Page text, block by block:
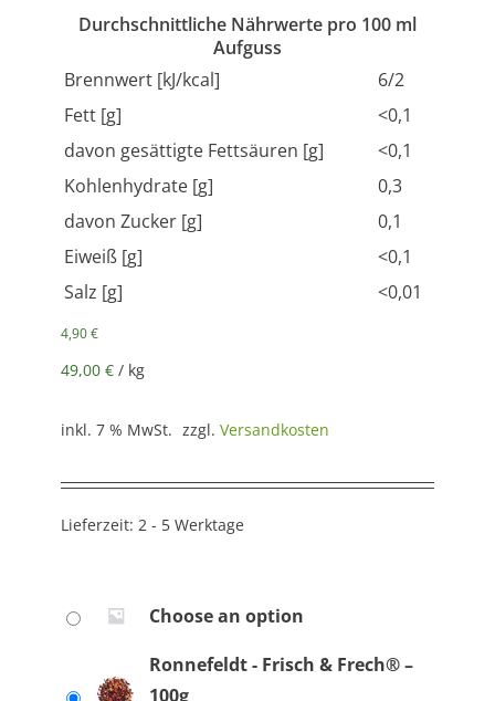
Durchschnittliche Nährwerte pro 100 ml
Aufguss
Brennwert [kJ/kcal]
6/2
Fett [g]
<0,1
davon gesättigte Fettsäuren [g]
<0,1
Kohlenhydrate [g]
0,3
davon Zucker [g]
0,1
Eiweiß [g]
<0,1
Salz [g]
<0,01
4,90€
49,00 € / kg
inkl. 7 % MwSt. zzgl. Versandkosten
Lieferzeit: 2 - 5 Werktage
Choose an option
Ronnefeldt - Frisch & Frech® –
100g